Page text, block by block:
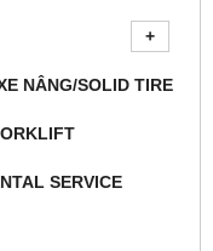
NÂNG/SOLID TIRE
SERVICE